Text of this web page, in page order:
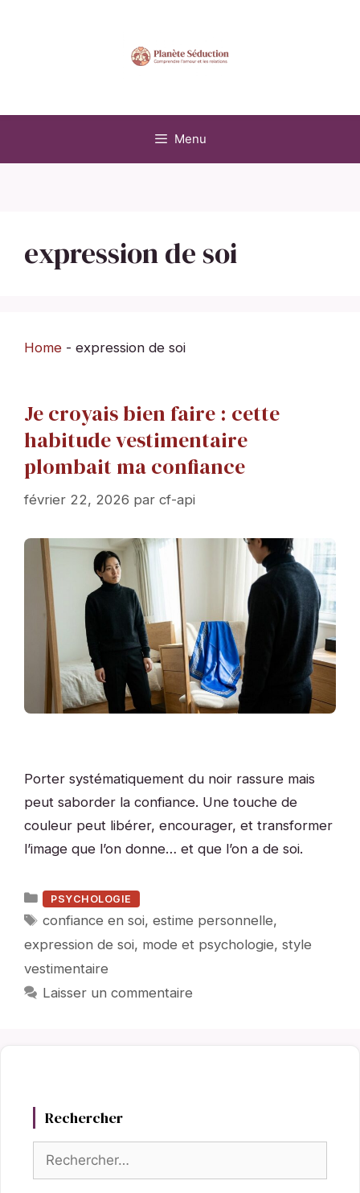
Menu
expression de soi
Home - expression de soi
Je croyais bien faire : cette
habitude vestimentaire
plombait ma confiance
février 22, 2026 par cf-api
Porter systématiquement du noir rassure mais
peut saborder la confiance. Une touche de
couleur peut libérer, encourager, et transformer
l’image que l’on donne… et que l’on a de soi.
Catégories
PSYCHOLOGIE
Étiquettes
confiance en soi,estime personnelle,
expression de soi, mode et psychologie, style
vestimentaire
Laisser un commentaire
Rechercher
Rechercher :